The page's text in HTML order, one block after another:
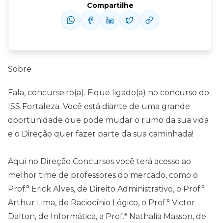
Sobre
Fala, concurseiro(a). Fique ligado(a) no concurso do
ISS Fortaleza. Você está diante de uma grande
oportunidade que pode mudar o rumo da sua vida
e o Direção quer fazer parte da sua caminhada!
Aqui no Direção Concursos você terá acesso ao
melhor time de professores do mercado, como o
Prof.° Erick Alves, de Direito Administrativo, o Prof.°
Arthur Lima, de Raciocínio Lógico, o Prof.° Victor
Dalton, de Informática, a Prof.ª Nathalia Masson, de
Compartilhe